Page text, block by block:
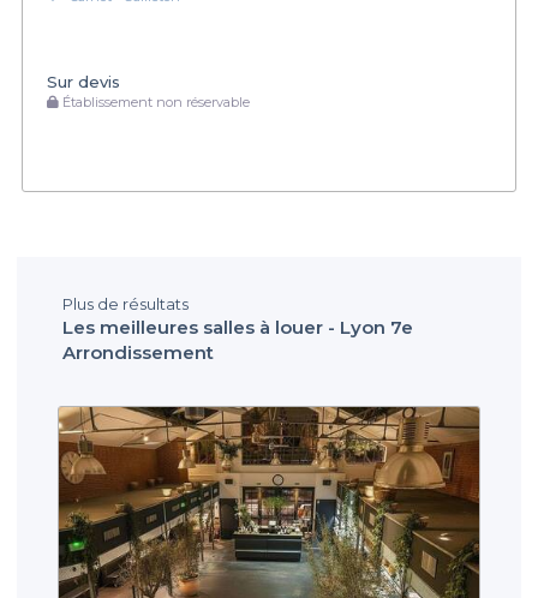
Sur devis
Établissement non réservable
Plus de résultats
Les meilleures salles à louer - Lyon 7e
Arrondissement